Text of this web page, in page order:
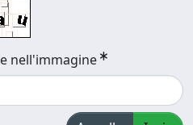
nell'immagine